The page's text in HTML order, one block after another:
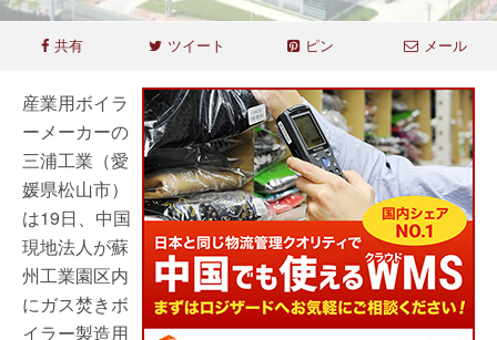
共有 ツイート ピン メール
産業用ボイラ
ーメーカーの
三浦工業（愛
媛県松山市）
は19日、中国
現地法人が蘇
州工業園区内
にガス焚きボ
イラー製造用